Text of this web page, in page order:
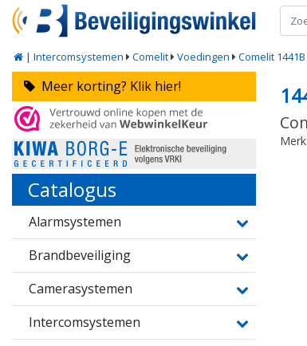
| Intercomsystemen Comelit Voedingen Comelit
Meer korting? Klik hier!
Catalogus
Alarmsystemen
Brandbeveiliging
Camerasystemen
Intercomsystemen
Merk: